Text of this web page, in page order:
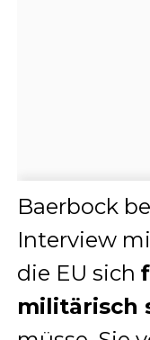
Baerbock
Interview
die EU sich
militärisch